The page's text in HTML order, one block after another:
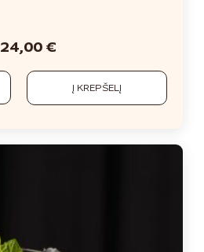
Į KREPŠELĮ
24,00 €